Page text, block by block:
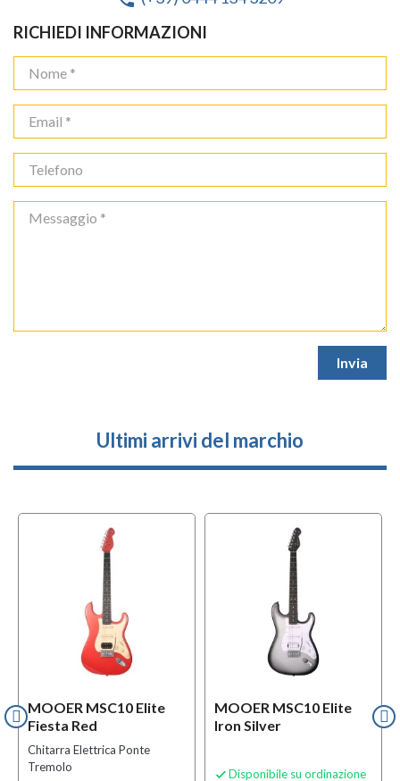
RICHIEDI INFORMAZIONI
Ultimi arrivi del marchio
MOOER MSC10 Elite
Fiesta Red
Chitarra Elettrica Ponte
Tremolo
MOOER MSC10 Elite
Iron Silver
 Disponibile su ordinazione